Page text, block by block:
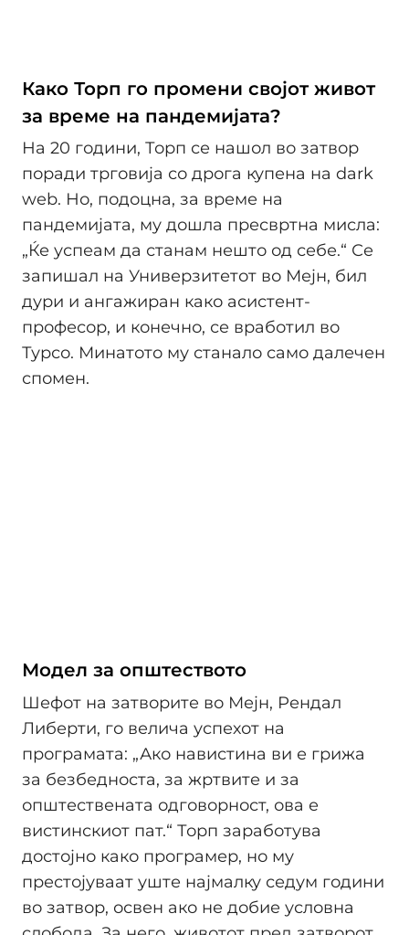
Како Торп го промени својот живот
за време на пандемијата?
На 20 години, Торп се нашол во затвор
поради трговија со дрога купена на dark
web. Но, подоцна, за време на
пандемијата, му дошла пресвртна мисла:
„Ќе успеам да станам нешто од себе.“ Се
запишал на Универзитетот во Мејн, бил
дури и ангажиран како асистент-
професор, и конечно, се вработил во
Турсо. Минатото му станало само далечен
спомен.
Модел за општеството
Шефот на затворите во Мејн, Рендал
Либерти, го велича успехот на
програмата: „Ако навистина ви е грижа
за безбедноста, за жртвите и за
општествената одговорност, ова е
вистинскиот пат.“ Торп заработува
достојно како програмер, но му
престојуваат уште најмалку седум години
во затвор, освен ако не добие условна